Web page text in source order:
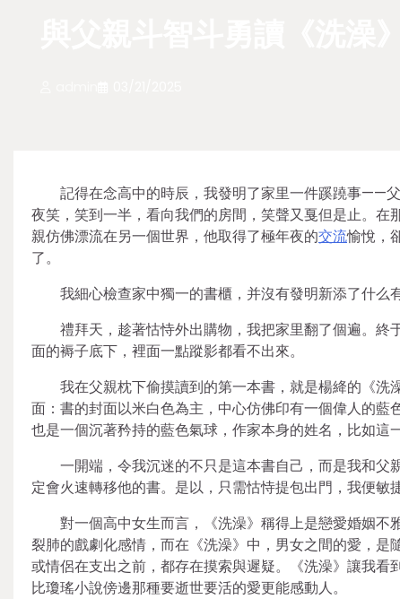
記得在念高中的時辰，我發明了家里一件蹊蹺事——
夜笑，笑到一半，看向我們的房間，笑聲又戛但是止。在
親仿佛漂流在另一個世界，他取得了極年夜的交流愉悅，
了。
我細心檢查家中獨一的書櫃，并沒有發明新添了什么
禮拜天，趁著怙恃外出購物，我把家里翻了個遍。
面的褥子底下，裡面一點蹤影都看不出來。
我在父親枕下偷摸讀到的第一本書，就是楊絳的《
面：書的封面以米白色為主，中心仿佛印有一個偉人的藍
也是一個沉著矜持的藍色氣球，作家本身的姓名，比如這
一開端，令我沉迷的不只是這本書自己，而是我和
定會火速轉移他的書。是以，只需怙恃提包出門，我便敏
對一個高中女生而言，《洗澡》稱得上是戀愛婚姻
裂肺的戲劇化感情，而在《洗澡》中，男女之間的愛，
或情侶在支出之前，都存在摸索與遲疑。《洗澡》讓我看
比瓊瑤小說傍邊那種要逝世要活的愛更能感動人。